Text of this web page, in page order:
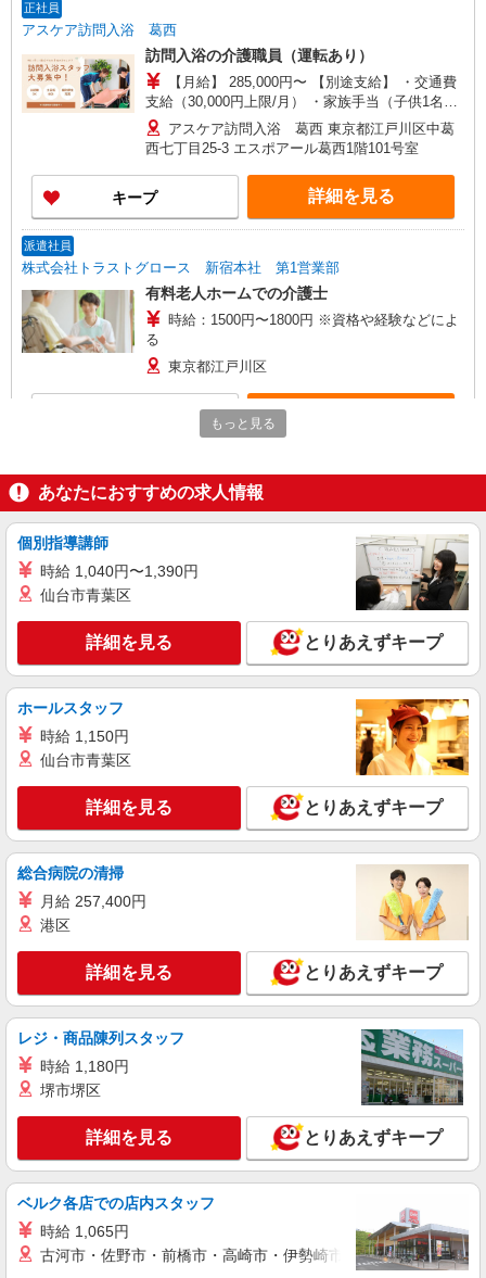
月分/年支給 ◎残業時は別途時間外手当支給（超過
1分〜）
正社員
アスケア訪問入浴 葛西
訪問入浴の介護職員（運転あり）
【月給】 285,000円〜 【別途支給】 ・交通費
支給（30,000円上限/月） ・家族手当（子供1名に
つき5,000円） ・資格手当（介護福祉士：計
20,000円UP） ・昇給（評価に応じて毎年4月に実
施） ・賞与（夏・冬の年2回） ・残業代全額支給
・退職金制度あり ・キャリアステップ年収モデル
（参考値） 一般職（平均勤続年数5年）390万円
事業所長（平均勤続年数10年 2〜3年で所長にな
年数13年）650万円 エリア長（平均勤続年数17
年）720万円
アスケア訪問入浴 葛西 東京都江戸川区中葛
西七丁目25-3 エスポアール葛西1階101号室
キープ 詳細を見る
派遣社員
株式会社トラストグロース 新宿本社 第1営業部
有料老人ホームでの介護士
時給：1500円〜1800円 ※資格や経験などによ
る
東京都江戸川区
株式会社トラストグロース 新宿本社 第1営業部
住宅型有料老人ホームでの夜専介護士
1夜勤：27000円〜32000円 ※資格や経験など
キープ 詳細を見る
株式会社kotrio /●SW-S-2078042
≪葛西駅≫週3勤務〜！プライベートを大切に
時給1550円〜2312円 ＜交通費全支給(ガソリ
ン代含む)＞
江戸川区内＊葛西駅チカ
キープ 詳細を見る
派遣社員
新小岩駅＊年齢不問◎未経験から安定した業界
時給1650円〜2312円 ＜日払い有/週払い有/交
通費全支給(ガソリン代含む)＞
詳細を見る
派遣社員
株式会社トラストグロース 新宿本社 第1営業部
有料老人ホームでの介護士
東京都江戸川区
もっと見る
あなたにおすすめの求人情報
個別指導講師
時給 1,040円〜1,390円
仙台市青葉区
詳細を見る とりあえずキープ
ホールスタッフ
時給 1,150円
仙台市青葉区
詳細を見る とりあえずキープ
総合病院の清掃
月給 257,400円
港区
詳細を見る とりあえずキープ
レジ・商品陳列スタッフ
時給 1,180円
堺市堺区
詳細を見る とりあえずキープ
ベルク各店での店内スタッフ
時給 1,065円
古河市・佐野市・前橋市・高崎市・伊勢崎市・太田市・館林市